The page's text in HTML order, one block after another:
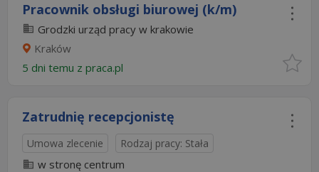
Pracownik obsługi biurowej (k/m)
Grodzki urząd pracy w krakowie
Kraków
5 dni temu z praca.pl
Zatrudnię recepcjonistę
Umowa zlecenie Rodzaj pracy: Stała
w stronę centrum